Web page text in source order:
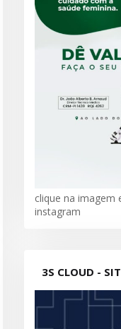
clique na imagem
instagram
3S CLOUD -